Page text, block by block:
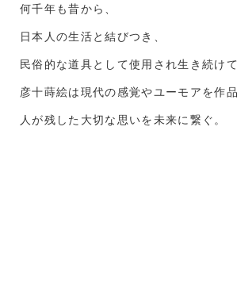
何千年も昔から、
日本人の生活と結びつき、
民俗的な道具として使用され生き続け
彦十蒔絵は現代の感覚やユーモアを作
人が残した大切な思いを未来に繋ぐ。